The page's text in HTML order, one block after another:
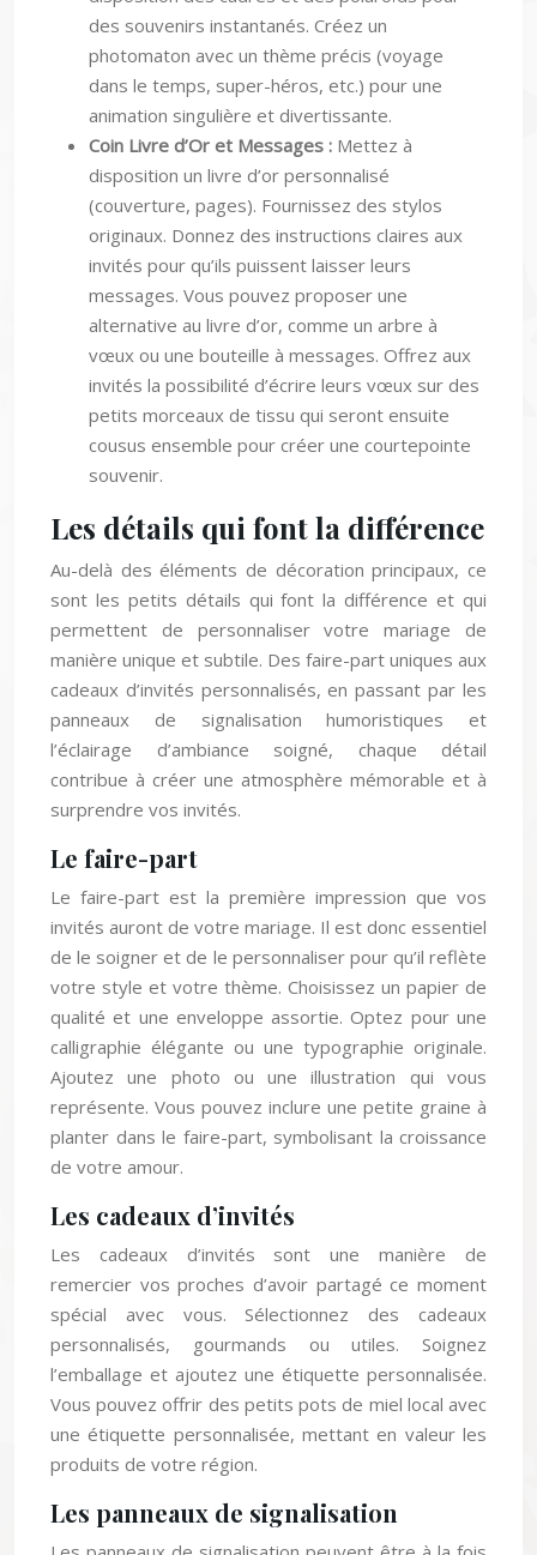
des souvenirs instantanés. Créez un
photomaton avec un thème précis (voyage
dans le temps, super-héros, etc.) pour une
animation singulière et divertissante.
Coin Livre d’Or et Messages : Mettez à
disposition un livre d’or personnalisé
(couverture, pages). Fournissez des stylos
originaux. Donnez des instructions claires aux
invités pour qu’ils puissent laisser leurs
messages. Vous pouvez proposer une
alternative au livre d’or, comme un arbre à
vœux ou une bouteille à messages. Offrez aux
invités la possibilité d’écrire leurs vœux sur des
petits morceaux de tissu qui seront ensuite
cousus ensemble pour créer une courtepointe
souvenir.
Les détails qui font la différence
Au-delà des éléments de décoration principaux, ce
sont les petits détails qui font la différence et qui
permettent de personnaliser votre mariage de
manière unique et subtile. Des faire-part uniques aux
cadeaux d’invités personnalisés, en passant par les
panneaux de signalisation humoristiques et
l’éclairage d’ambiance soigné, chaque détail
contribue à créer une atmosphère mémorable et à
surprendre vos invités.
Le faire-part
Le faire-part est la première impression que vos
invités auront de votre mariage. Il est donc essentiel
de le soigner et de le personnaliser pour qu’il reflète
votre style et votre thème. Choisissez un papier de
qualité et une enveloppe assortie. Optez pour une
calligraphie élégante ou une typographie originale.
Ajoutez une photo ou une illustration qui vous
représente. Vous pouvez inclure une petite graine à
planter dans le faire-part, symbolisant la croissance
de votre amour.
Les cadeaux d’invités
Les cadeaux d’invités sont une manière de
remercier vos proches d’avoir partagé ce moment
spécial avec vous. Sélectionnez des cadeaux
personnalisés, gourmands ou utiles. Soignez
l’emballage et ajoutez une étiquette personnalisée.
Vous pouvez offrir des petits pots de miel local avec
une étiquette personnalisée, mettant en valeur les
produits de votre région.
Les panneaux de signalisation
Les panneaux de signalisation peuvent être à la fois